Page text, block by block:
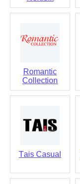
Romantic
Collection
Tais Casual